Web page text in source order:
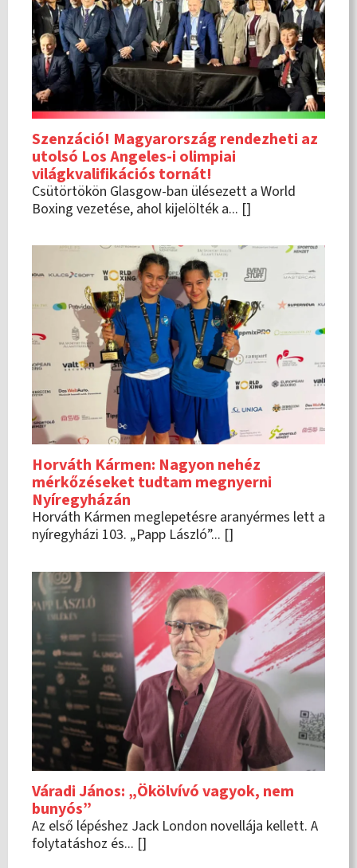
Szenzáció! Magyarország rendezheti az
utolsó Los Angeles-i olimpiai
világkvalifikációs tornát!
Csütörtökön Glasgow-ban ülésezett a World
Boxing vezetése, ahol kijelölték a... []
Horváth Kármen: Nagyon nehéz
mérkőzéseket tudtam megnyerni
Nyíregyházán
Horváth Kármen meglepetésre aranyérmes lett a
nyíregyházi 103. „Papp László”... []
Váradi János: „Ökölvívó vagyok, nem
bunyós”
Az első lépéshez Jack London novellája kellett. A
folytatáshoz és... []